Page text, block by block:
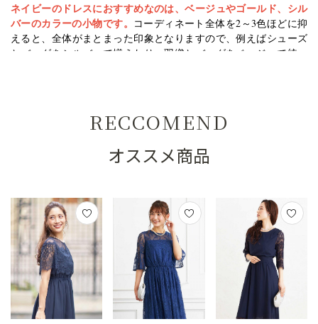
ネイビーのドレスにおすすめなのは、ベージュやゴールド、シル
バーのカラーの小物です。 コーディネート全体を2～3色ほどに抑
えると、全体がまとまった印象となりますので、例えばシューズ
とバッグをシルバーで揃えたり、羽織とバッグをベージュで統一
しまうと、全体的に暗く重い雰囲気となってしまうので、注意が
結婚式へのお呼ばれドレスには、シンプルなデザインのものより
も20代らしくフレッシュさを感じられるデザインがおすすめで
す。上品で華やかなAラインのシルエットや、袖ありのミモレ丈の
ドレスで大人っぽく上品にまとめてあげるのも綺麗です。
<30代におすすめのネイビードレス>
RECCOMEND
オススメ商品